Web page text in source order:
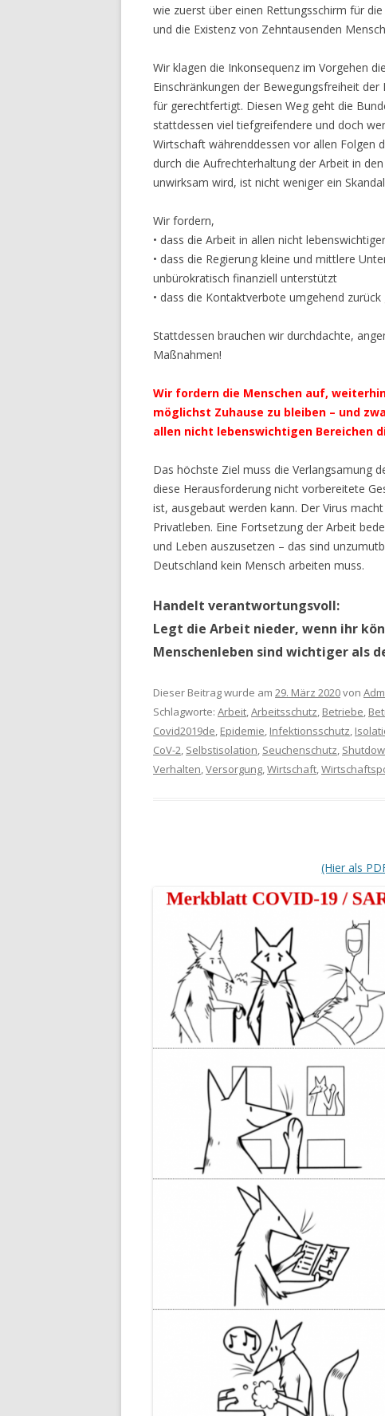
wie zuerst über einen Rettungsschirm für
und die Existenz von Zehntausenden
Wir klagen die Inkonsequenz im Vorgehen
Einschränkungen der Bewegungsfreiheit
für gerechtfertigt. Diesen Weg geht die
stattdessen viel tiefgreifendere und doch
Wirtschaft währenddessen vor allen Folgen
durch die Aufrechterhaltung der Arbeit in
unwirksam wird, ist nicht weniger ein
Wir fordern,
• dass die Arbeit in allen nicht
• dass die Regierung kleine und mittlere
unbürokratisch finanziell unterstützt
• dass die Kontaktverbote umgehend
Stattdessen brauchen wir durchdachte,
Maßnahmen!
Wir fordern die Menschen auf,
möglichst Zuhause zu bleiben – und
allen nicht lebenswichtigen Bereichen
Das höchste Ziel muss die Verlangsamung
diese Herausforderung nicht vorbereitete
ist, ausgebaut werden kann. Der Virus
Privatleben. Eine Fortsetzung der Arbeit
und Leben auszusetzen – das sind
Deutschland kein Mensch arbeiten muss.
Handelt verantwortungsvoll:
Legt die Arbeit nieder, wenn ihr
Menschenleben sind wichtiger als
Dieser Beitrag wurde am 29. März 2020von
Schlagworte: Arbeit,Arbeitsschutz, Betriebe,
Covid2019de, Epidemie, Infektionsschutz,
CoV-2, Selbstisolation, Seuchenschutz,
Verhalten,Versorgung,Wirtschaft,
(Hier als